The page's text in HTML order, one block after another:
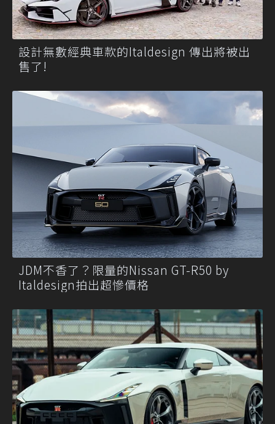
設計無數經典車款的Italdesign 傳出將被出
售了!
JDM不香了？限量的Nissan GT-R50 by
Italdesign拍出超慘價格